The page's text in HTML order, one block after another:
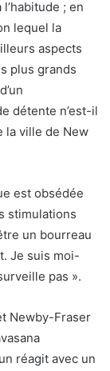
; en
lequel la
aspects
plus grands
détente n’est-il
la ville de New
est obsédée
stimulations
un bourreau
Je suis moi-
pas ».
Newby-Fraser
réagit avec un